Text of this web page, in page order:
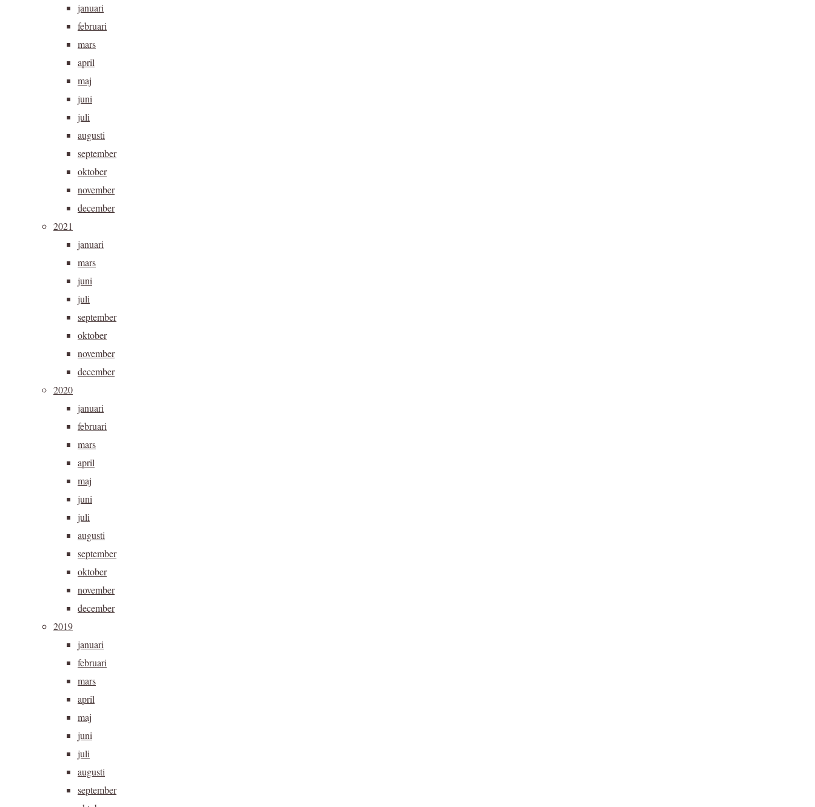
januari
februari
mars
april
maj
juni
juli
augusti
september
oktober
november
december
2021
januari
mars
juni
juli
september
oktober
november
december
2020
januari
februari
mars
april
maj
juni
juli
augusti
september
oktober
november
december
2019
januari
februari
mars
april
maj
juni
juli
augusti
september